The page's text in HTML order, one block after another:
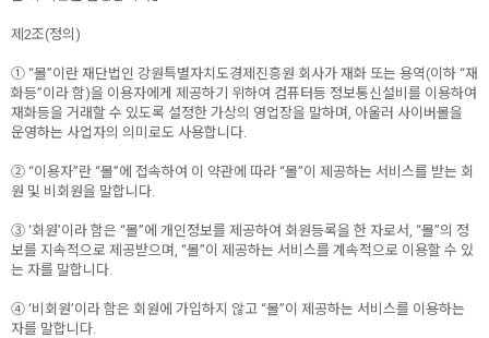
제2조(정의)
① “몰”이란 재단법인 강원특별자치도경제진흥원 회사가 재화 또는 용역(이하 “재
화등”이라 함)을 이용자에게 제공하기 위하여 컴퓨터등 정보통신설비를 이용하여
재화등을 거래할 수 있도록 설정한 가상의 영업장을 말하며, 아울러 사이버몰을
운영하는 사업자의 의미로도 사용합니다.
② “이용자”란 “몰”에 접속하여 이 약관에 따라 “몰”이 제공하는 서비스를 받는 회
원 및 비회원을 말합니다.
③ ‘회원’이라 함은 “몰”에 개인정보를 제공하여 회원등록을 한 자로서, “몰”의 정
보를 지속적으로 제공받으며, “몰”이 제공하는 서비스를 계속적으로 이용할 수 있
는 자를 말합니다.
④ ‘비회원’이라 함은 회원에 가입하지 않고 “몰”이 제공하는 서비스를 이용하는
자를 말합니다.